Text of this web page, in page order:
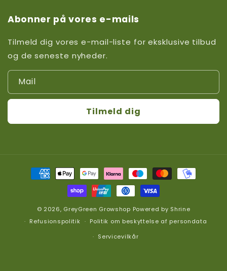
Abonner på vores e-mails
Tilmeld dig vores e-mail-liste for eksklusive tilbud
og de seneste nyheder.
Mail
Tilmeld dig
Betalingsmetoder
© 2026, GreyGreen Growshop Powered by Shrine
Refusionspolitik
Politik om beskyttelse af persondata
Servicevilkår